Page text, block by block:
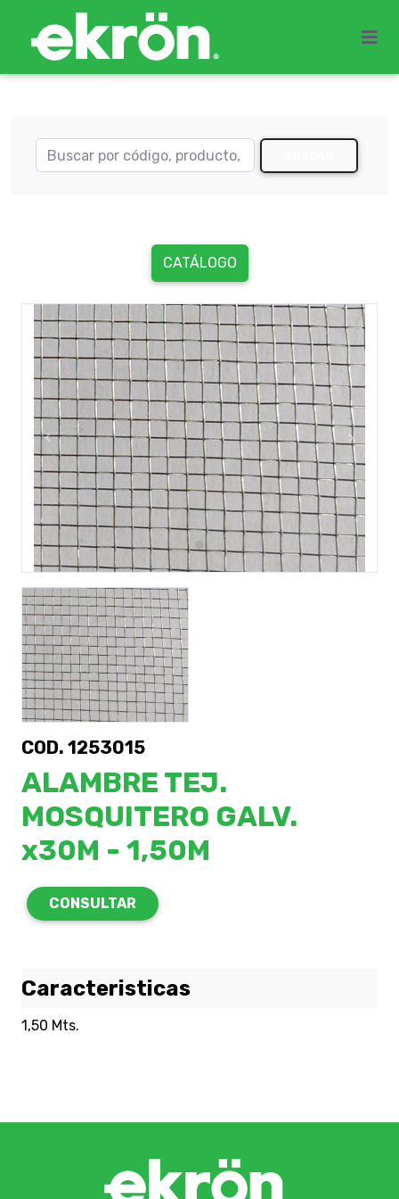
CATÁLOGO
Previous Next
COD. 1253015
ALAMBRE TEJ.
MOSQUITERO GALV.
x30M - 1,50M
CONSULTAR
Caracteristicas
1,50 Mts.